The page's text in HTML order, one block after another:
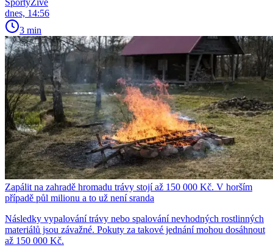
SportyŽivě
dnes, 14:56
3 min
Zapálit na zahradě hromadu trávy stojí až 150 000 Kč. V horším
případě půl milionu a to už není sranda
Následky vypalování trávy nebo spalování nevhodných rostlinných
materiálů jsou závažné. Pokuty za takové jednání mohou dosáhnout
až 150 000 Kč.